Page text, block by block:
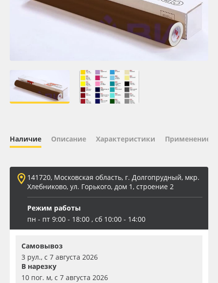
Oracal 641
ПЭТ листовой
Вспененный ПВХ
Баннер
Заготовки для сувениров
Наличие Описание Характеристики Применение
141720, Московская область, г. Долгопрудный, мкр.
Хлебниково, ул. Горького, дом 1, строение 2
Режим работы
пн - пт 9:00 - 18:00 , сб 10:00 - 14:00
Самовывоз
3 рул., с 7 августа 2026
В нарезку
10 пог. м, с 7 августа 2026